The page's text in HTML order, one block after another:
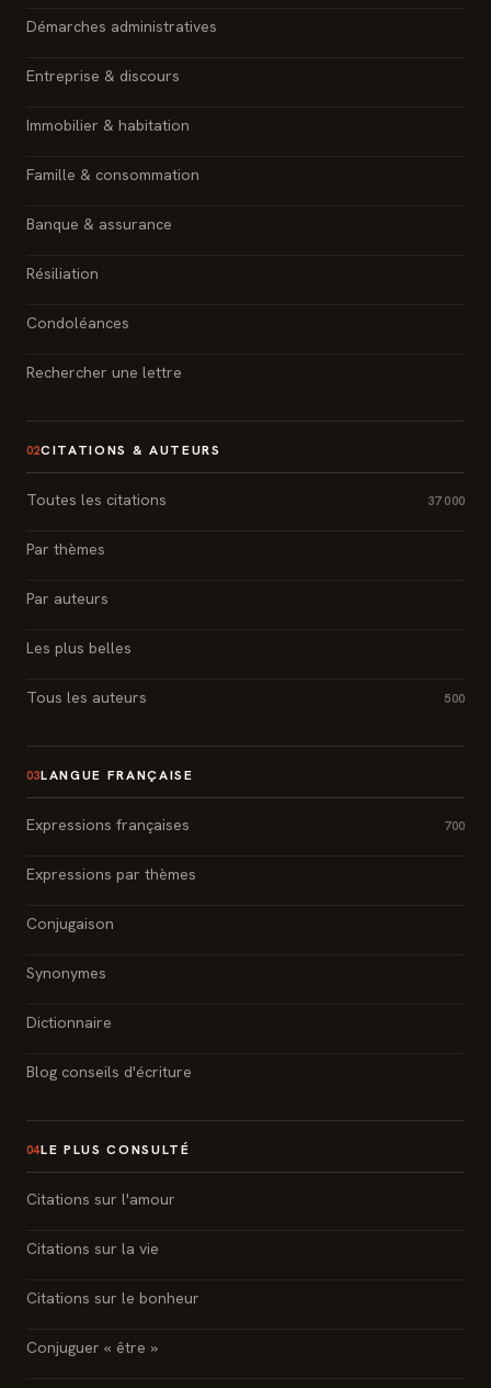
Démarches administratives
Entreprise & discours
Immobilier & habitation
Famille & consommation
Banque & assurance
Résiliation
Condoléances
Rechercher une lettre
02CITATIONS & AUTEURS
Toutes les citations 37 000
Par thèmes
Par auteurs
Les plus belles
Tous les auteurs 500
03LANGUE FRANÇAISE
Expressions françaises 700
Expressions par thèmes
Conjugaison
Synonymes
Dictionnaire
Blog conseils d'écriture
04LE PLUS CONSULTÉ
Citations sur l'amour
Citations sur la vie
Citations sur le bonheur
Conjuguer « être »